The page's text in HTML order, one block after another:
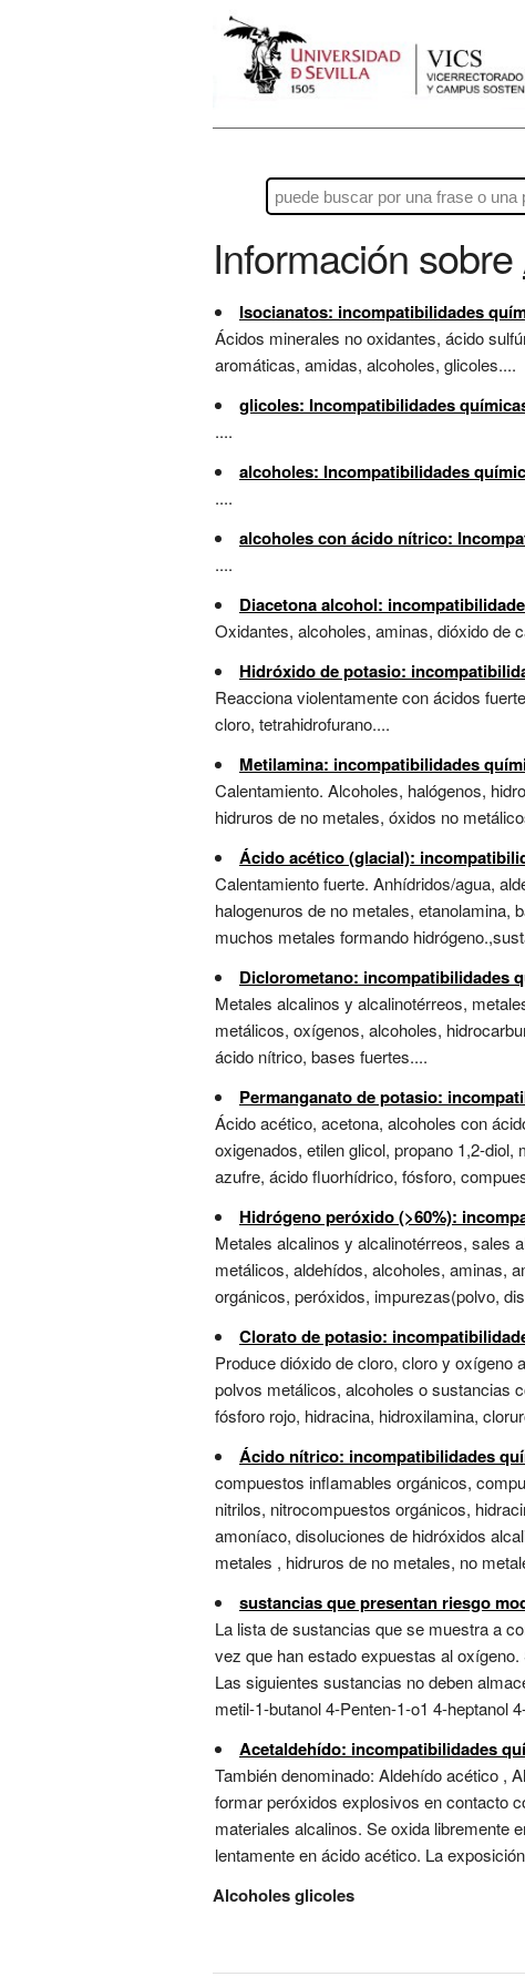
Información sobre
Isocianatos: incompatibilidades
Ácidos minerales no oxidantes, ácido
aromáticas, amidas, alcoholes, glicoles....
glicoles: Incompatibilidades
....
alcoholes: Incompatibilidades
....
alcoholes con ácido nítrico:
....
Diacetona alcohol:
Oxidantes, alcoholes, aminas, dióxido de
Hidróxido de potasio:
Reacciona violentamente con ácidos
cloro, tetrahidrofurano....
Metilamina: incompatibilidades
Calentamiento. Alcoholes, halógenos,
hidruros de no metales, óxidos no
Ácido acético (glacial):
Calentamiento fuerte. Anhídridos/agua,
halogenuros de no metales, etanolamina,
muchos metales formando
Diclorometano: incompatibilidades
Metales alcalinos y alcalinotérreos,
metálicos, oxígenos, alcoholes,
ácido nítrico, bases fuertes....
Permanganato de potasio:
Ácido acético, acetona, alcoholes con
oxigenados, etilen glicol, propano 1,2-
azufre, ácido fluorhídrico, fósforo,
Hidrógeno peróxido (>60%):
Metales alcalinos y alcalinotérreos, sales
metálicos, aldehídos, alcoholes, aminas,
orgánicos, peróxidos, impurezas(polvo,
Clorato de potasio:
Produce dióxido de cloro, cloro y oxígeno
polvos metálicos, alcoholes o sustancias
fósforo rojo, hidracina, hidroxilamina,
Ácido nítrico: incompatibilidades
compuestos inflamables orgánicos,
nitrilos, nitrocompuestos orgánicos,
amoníaco, disoluciones de hidróxidos
metales , hidruros de no metales, no
sustancias que presentan riesgo
La lista de sustancias que se muestra a
vez que han estado expuestas al
Las siguientes sustancias no deben
metil-1-butanol 4-Penten-1-o1 4-heptanol
Acetaldehído: incompatibilidades
También denominado: Aldehído acético ,
formar peróxidos explosivos en contacto
materiales alcalinos. Se oxida libremente
lentamente en ácido acético. La
Alcoholes glicoles